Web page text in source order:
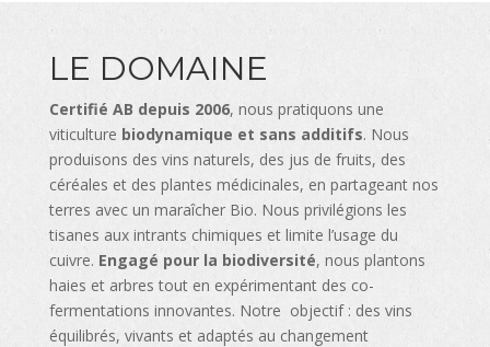
LE DOMAINE
Certifié AB depuis 2006, nous pratiquons une
viticulture biodynamique et sans additifs. Nous
produisons des vins naturels, des jus de fruits, des
céréales et des plantes médicinales, en partageant nos
terres avec un maraîcher Bio. Nous privilégions les
tisanes aux intrants chimiques et limite l’usage du
cuivre. Engagé pour la biodiversité, nous plantons
haies et arbres tout en expérimentant des co-
fermentations innovantes. Notre objectif : des vins
équilibrés, vivants et adaptés au changement